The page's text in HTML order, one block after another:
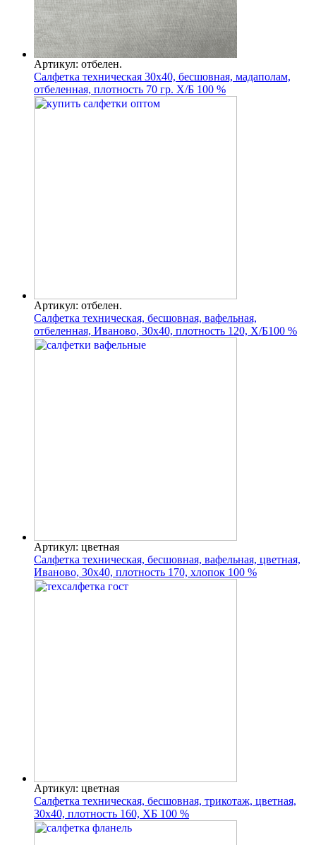
Артикул: отбелен.
Салфетка техническая 30х40, бесшовная, мадаполам,
отбеленная, плотность 70 гр. Х/Б 100 %
Артикул: отбелен.
Салфетка техническая, бесшовная, вафельная,
отбеленная, Иваново, 30х40, плотность 120, Х/Б100 %
Артикул: цветная
Салфетка техническая, бесшовная, вафельная, цветная,
Иваново, 30х40, плотность 170, хлопок 100 %
Артикул: цветная
Салфетка техническая, бесшовная, трикотаж, цветная,
30х40, плотность 160, ХБ 100 %